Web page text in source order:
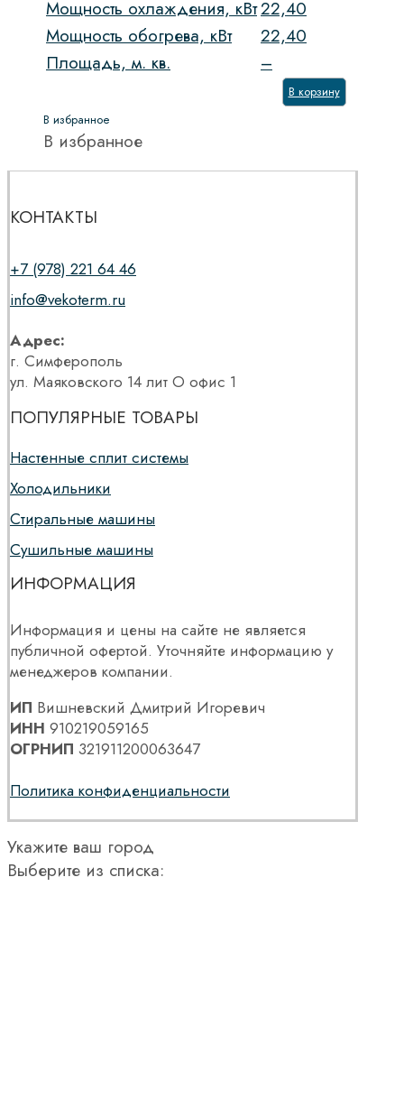
Мощность охлаждения, кВт22,40
Мощность обогрева, кВт
22,40
Площадь, м. кв.
–
В корзину
В избранное
В избранное
КОНТАКТЫ
+7 (978) 221 64 46
info@vekoterm.ru
Адрес:
г. Симферополь
ул. Маяковского 14 лит О офис 1
ПОПУЛЯРНЫЕ ТОВАРЫ
Настенные сплит системы
Холодильники
Стиральные машины
Сушильные машины
ИНФОРМАЦИЯ
Информация и цены на сайте не является
публичной офертой. Уточняйте информацию у
менеджеров компании.
ИП Вишневский Дмитрий Игоревич
ИНН 910219059165
ОГРНИП 321911200063647
Политика конфиденциальности
Укажите ваш город
Выберите из списка: